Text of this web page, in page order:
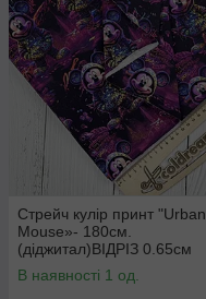
Стрейч кулір принт "Urban
Mouse»- 180см.
(діджитал)ВІДРІЗ 0.65см
В наявності 1 од.